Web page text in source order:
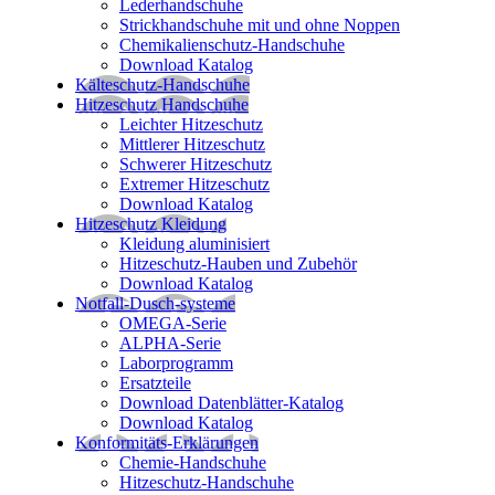
Lederhandschuhe
Strickhandschuhe mit und ohne Noppen
Chemikalienschutz-Handschuhe
Download Katalog
Kälteschutz-Handschuhe
Hitzeschutz Handschuhe
Leichter Hitzeschutz
Mittlerer Hitzeschutz
Schwerer Hitzeschutz
Extremer Hitzeschutz
Download Katalog
Hitzeschutz Kleidung
Kleidung aluminisiert
Hitzeschutz-Hauben und Zubehör
Download Katalog
Notfall-Dusch-systeme
OMEGA-Serie
ALPHA-Serie
Laborprogramm
Ersatzteile
Download Datenblätter-Katalog
Download Katalog
Konformitäts-Erklärungen
Chemie-Handschuhe
Hitzeschutz-Handschuhe